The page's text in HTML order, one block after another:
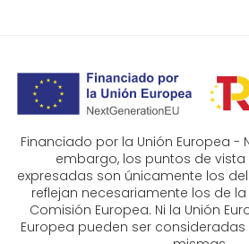
Financiado por la Unión Europea -
embargo, los puntos de
expresadas son únicamente los
reflejan necesariamente los de la
Comisión Europea. Ni la Unión
Europea pueden ser